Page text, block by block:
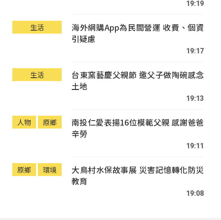
19:19
生活
海外網購App為民間營運 收費、個資
引疑慮
19:17
生活
台東窯藝慶父親節 邀父子做陶碗感念
土地
19:13
人物 原鄉
南投仁愛表揚16位模範父親 感謝爸爸
辛勞
19:11
原鄉 環境
大鳥村水保故事展 災害記憶轉化防災
教育
19:08